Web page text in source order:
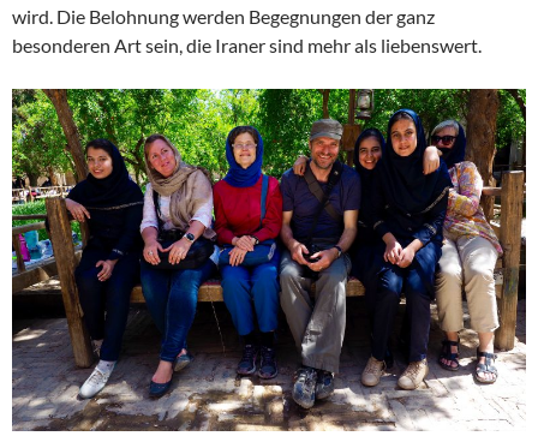
wird. Die Belohnung werden Begegnungen der ganz
besonderen Art sein, die Iraner sind mehr als liebenswert.